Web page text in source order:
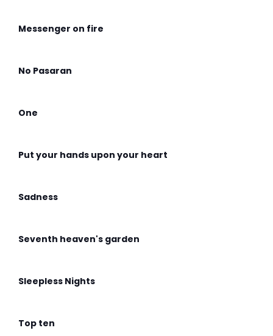
Messenger on fire
No Pasaran
One
Put your hands upon your heart
Sadness
Seventh heaven's garden
Sleepless Nights
Top ten